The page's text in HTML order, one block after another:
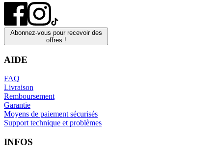
Abonnez-vous pour recevoir des
offres !
AIDE
FAQ
Livraison
Remboursement
Garantie
Moyens de paiement sécurisés
Support technique et problèmes
INFOS